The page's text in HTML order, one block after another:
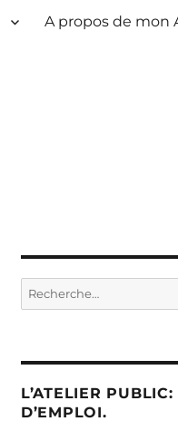
A propos de mon
Recherche
pour :
L’ATELIER
D’EMPLOI.